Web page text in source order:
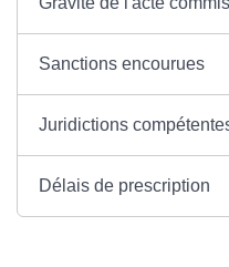
Sanctions encourues
Juridictions
Délais de prescription